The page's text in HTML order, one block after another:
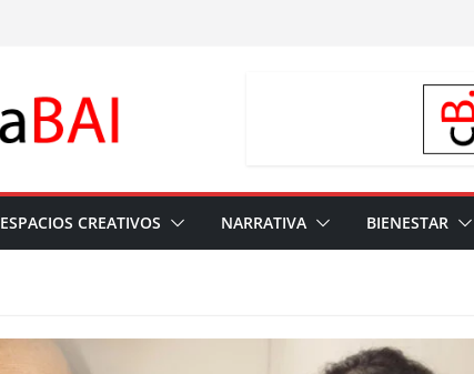
ESPACIOS CREATIVOS NARRATIVA BIENESTAR